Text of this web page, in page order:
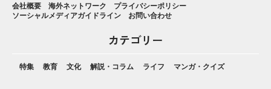
会社概要 海外ネットワーク
プライバシーポリシー
ソーシャルメディアガイドライン
お問い合わせ
カテゴリー
特集 教育 文化 解説・コラム ライフ マンガ・クイズ